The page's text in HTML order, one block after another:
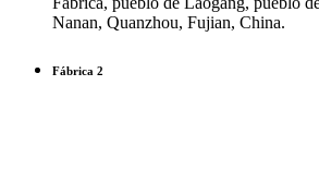
Nanan, Quanzhou, Fujian, China.
Fábrica 2